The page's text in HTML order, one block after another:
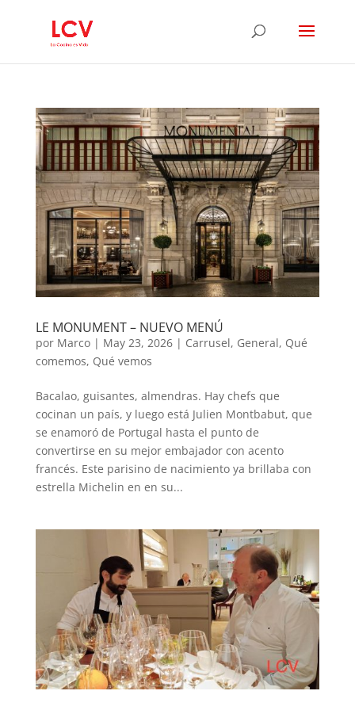
LE MONUMENT – NUEVO MENÚ
por Marco| May 23, 2026| Carrusel, General, Qué
comemos, Qué vemos
Bacalao, guisantes, almendras. Hay chefs que
cocinan un país, y luego está Julien Montbabut, que
se enamoró de Portugal hasta el punto de
convertirse en su mejor embajador con acento
francés. Este parisino de nacimiento ya brillaba con
estrella Michelin en en su...